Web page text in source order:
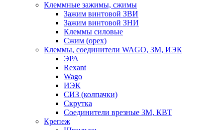
Клеммные зажимы, сжимы
Зажим винтовой ЗВИ
Зажим винтовой ЗНИ
Клеммы силовые
Сжим (орех)
Клеммы, соединители WAGO, 3M, ИЭК
ЭРА
Rexant
Wago
ИЭК
СИЗ (колпачки)
Скрутка
Соединители врезные 3M, КВТ
Крепеж